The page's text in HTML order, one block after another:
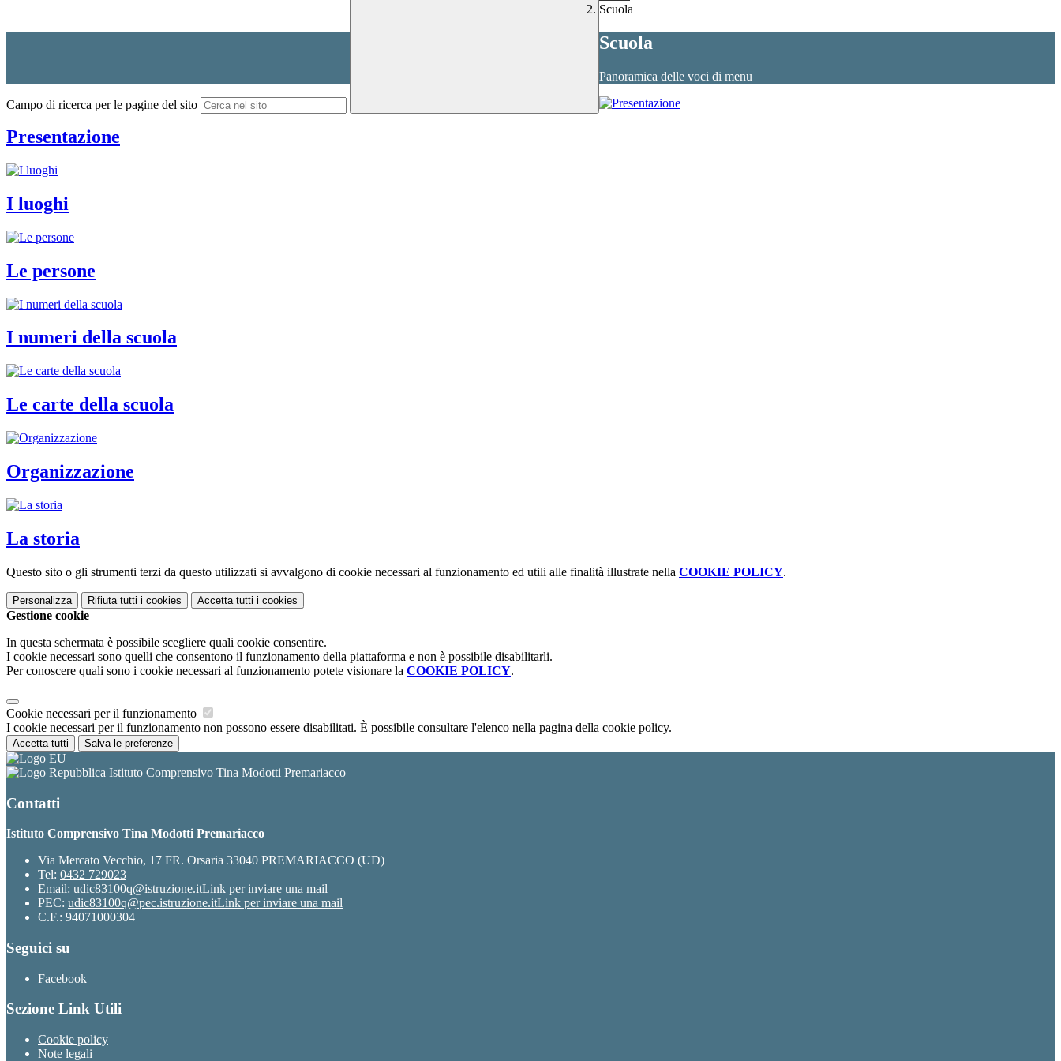
Campo di ricerca per le pagine del sito
Scuola
Scuola
Panoramica delle voci di menu
Presentazione
I luoghi
Le persone
I numeri della scuola
Le carte della scuola
Organizzazione
La storia
Questo sito o gli strumenti terzi da questo utilizzati si avvalgono di cookie necessari al funzionamento ed utili alle finalità illustrate nella COOKIE POLICY.
Personalizza Rifiuta tutti i cookies Accetta tutti i cookies
Gestione cookie
In questa schermata è possibile scegliere quali cookie consentire.
I cookie necessari sono quelli che consentono il funzionamento della piattaforma e non è possibile disabilitarli.
Per conoscere quali sono i cookie necessari al funzionamento potete visionare la COOKIE POLICY.
Cookie necessari per il funzionamento
I cookie necessari per il funzionamento non possono essere disabilitati. È possibile consultare l'elenco nella pagina della cookie policy.
Accetta tutti Salva le preferenze
Istituto Comprensivo Tina Modotti Premariacco
Contatti
Istituto Comprensivo Tina Modotti Premariacco
Via Mercato Vecchio, 17 FR. Orsaria 33040 PREMARIACCO (UD)
Tel: 0432 729023
Email: udic83100q@istruzione.itLink per inviare una mail
PEC: udic83100q@pec.istruzione.itLink per inviare una mail
C.F.: 94071000304
Seguici su
Facebook
Sezione Link Utili
Cookie policy
Note legali